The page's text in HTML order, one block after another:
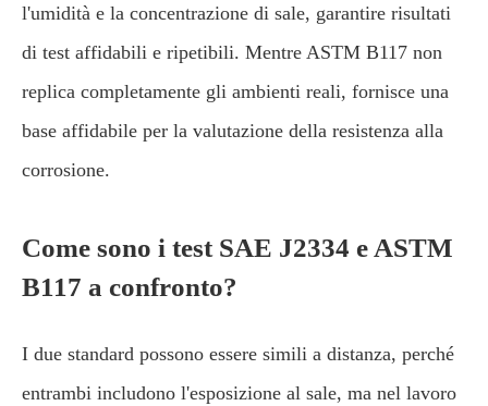
l'umidità e la concentrazione di sale, garantire risultati
di test affidabili e ripetibili. Mentre ASTM B117 non
replica completamente gli ambienti reali, fornisce una
base affidabile per la valutazione della resistenza alla
corrosione.
Come sono i test SAE J2334 e ASTM
B117 a confronto?
I due standard possono essere simili a distanza, perché
entrambi includono l'esposizione al sale, ma nel lavoro